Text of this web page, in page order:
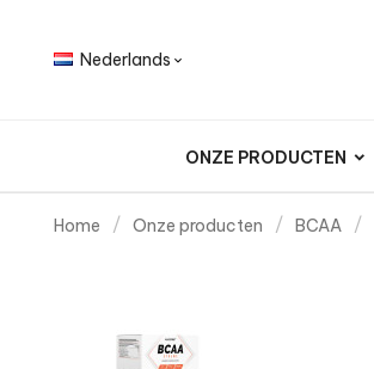
Nederlands 
ONZE PRODUCTEN
Home Onze producten BCAA